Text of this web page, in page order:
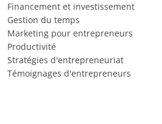
Financement et investissement
Gestion du temps
Marketing pour entrepreneurs
Productivité
Stratégies d'entrepreneuriat
Témoignages d'entrepreneurs